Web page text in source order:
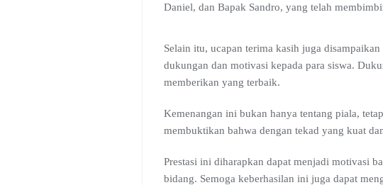
Daniel, dan Bapak Sandro, yang telah
Selain itu, ucapan terima kasih juga
dukungan dan motivasi kepada para siswa.
memberikan yang terbaik.
Kemenangan ini bukan hanya tentang piala,
membuktikan bahwa dengan tekad yang kuat
Prestasi ini diharapkan dapat menjadi motivasi
bidang. Semoga keberhasilan ini juga dapat